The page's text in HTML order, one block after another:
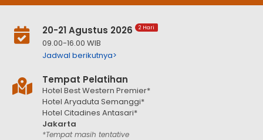
20-21 Agustus 2026 2 Hari
09.00-16.00 WIB
Jadwal berikutnya>
Tempat Pelatihan
Hotel Best Western Premier*
Hotel Aryaduta Semanggi*
Hotel Citadines Antasari*
Jakarta
*Tempat masih tentative